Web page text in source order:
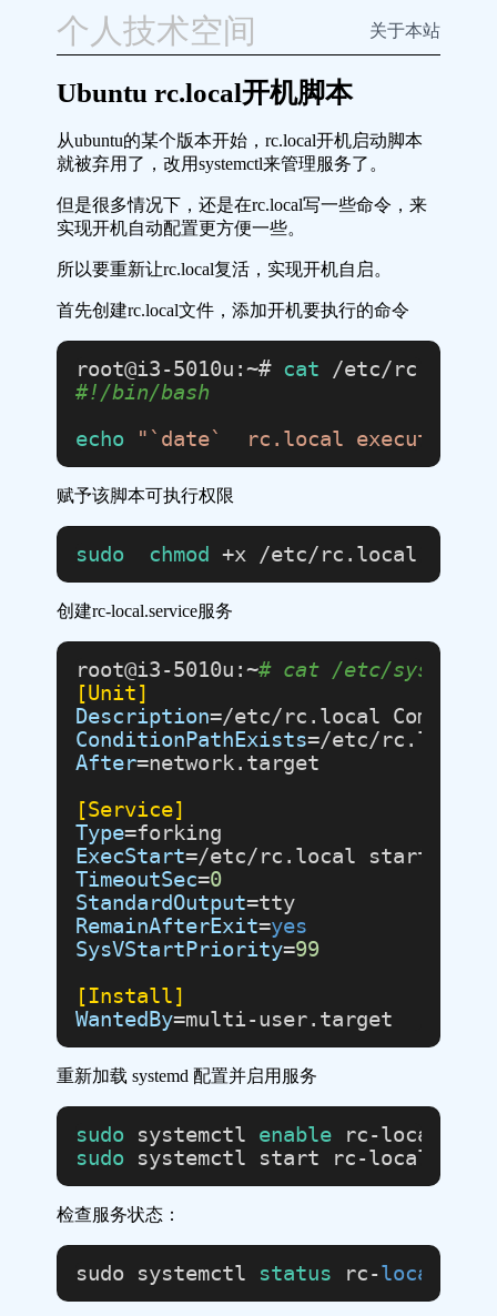
个人技术空间 关于本站
Ubuntu rc.local开机脚本
从ubuntu的某个版本开始，rc.local开机启动脚本
就被弃用了，改用systemctl来管理服务了。
但是很多情况下，还是在rc.local写一些命令，来
实现开机自动配置更方便一些。
所以要重新让rc.local复活，实现开机自启。
首先创建rc.local文件，添加开机要执行的命令
root@i3-5010u:~# cat
#!/bin/bash
echo
"`date`  rc.local executed
赋予该脚本可执行权限
sudo chmod
创建rc-local.service服务
root@i3-5010u:~# cat /etc/
[Unit]
Description
ConditionPathExists
After=network.target
[Service]
Type
ExecStart
TimeoutSec=0
StandardOutput
RemainAfterExit=yes
SysVStartPriority=99
[Install]
WantedBy
重新加载 systemd 配置并启用服务
sudo systemctl enable
sudo
检查服务状态：
sudo systemctl status rc-local